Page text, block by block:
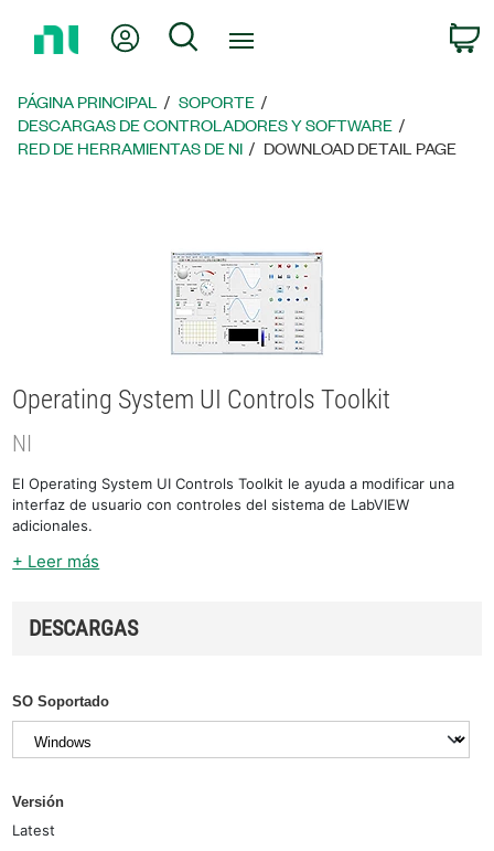
página
principal
Mi cuentaBúsqueda
PÁGINA PRINCIPAL
SOPORTE
DESCARGAS DE CONTROLADORES Y SOFTWARE
RED DE HERRAMIENTAS DE NI
DOWNLOAD DETAIL PAGE
Operating System UI Controls Toolkit
NI
El Operating System UI Controls Toolkit le ayuda a modificar una
interfaz de usuario con controles del sistema de LabVIEW
adicionales.
+ Leer más
DESCARGAS
SO Soportado
Versión
Latest